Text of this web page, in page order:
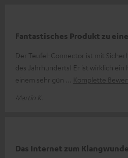
Fantastisches Produkt zu
Der Teufel-Connector ist mit
des Jahrhunderts! Er ist wirklich ein
einem sehr gün
Komplette
Martin K.
Das Internet zum